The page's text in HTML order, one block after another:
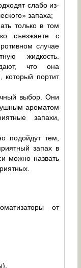
слабо из-
запаха;
только в том
съезжаете с
случае
жидкость.
что она
который портит
выбор. Они
ароматом
запахи,
подойдут тем,
запах в
можно назвать
от